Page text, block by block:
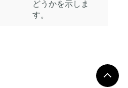
どうかを示しま
す。